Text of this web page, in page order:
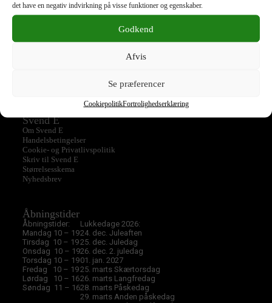
det have en negativ indvirkning på visse funktioner og egenskaber.
Godkend
Afvis
Se præferencer
CookiepolitikFortrolighedserklæring
Overtøj
Shorts
Top
Svend E
Om Svend E
Handelsbetingelser
Cookie- og Privatlivspolitik
Skriv til Svend E
Størrelsesskema
Nyhedsbrev
Åbningstider
Åbningstider:
Mandag 10 – 19
Tirsdag 10 – 19
Onsdag 10 – 19
Torsdag 10 – 19
Fredag 10 – 19
Lørdag 10 – 16
Søndag 11 – 16
Lukkedage 2026:
24. dec. Juleaften
25. dec. Juledag
26. dec. 2. juledag
01. jan. 2027
25. marts Skærtorsdag
26. marts Langfredag
28. marts Påskedag
29. marts Anden påskedag